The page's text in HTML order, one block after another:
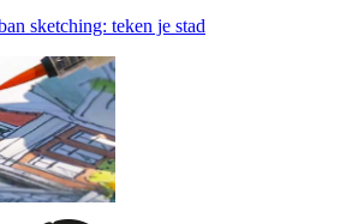
sketching: teken je stad